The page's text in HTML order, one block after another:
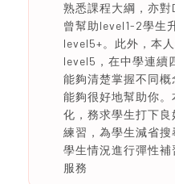
熟悉課程大綱，亦對
曾幫助level1-2學生
level5+。此外，本
level5，在中學連續
能夠清楚掌握不同
能夠很好地幫助你
化，務求學生打下
練習，為學生減省
學生情況進行彈性
服務